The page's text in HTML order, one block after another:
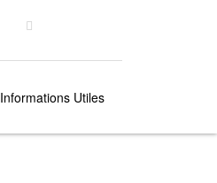
Informations Utiles